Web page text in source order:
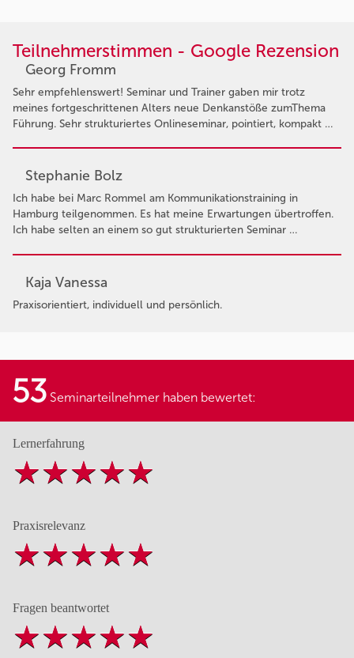
Teilnehmerstimmen - Google Rezension
Georg Fromm
Sehr empfehlenswert! Seminar und Trainer gaben mir trotz
meines fortgeschrittenen Alters neue Denkanstöße zumThema
Führung. Sehr strukturiertes Onlineseminar, pointiert, kompakt …
Stephanie Bolz
Ich habe bei Marc Rommel am Kommunikationstraining in
Hamburg teilgenommen. Es hat meine Erwartungen übertroffen.
Ich habe selten an einem so gut strukturierten Seminar …
Kaja Vanessa
Praxisorientiert, individuell und persönlich.
53 Seminarteilnehmer haben bewertet:
Lernerfahrung
Praxisrelevanz
Fragen beantwortet